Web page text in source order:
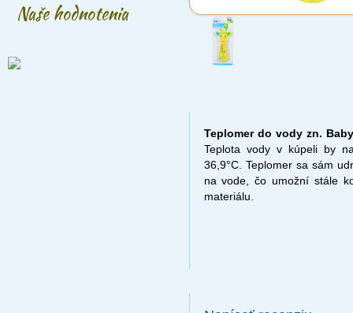
Naše hodnotenia
Teplomer do vody zn.
Teplota vody v kúpeli by
36,9°C. Teplomer sa sám
na vode, čo umožní stále
materiálu.